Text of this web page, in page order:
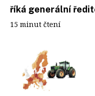
říká generální
15 minut čtení